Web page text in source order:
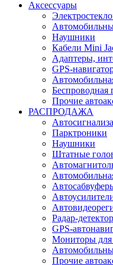
Аксессуары
Наушники
Кабели Mini
Адаптеры,
GPS-
Беспроводная
Прочие
РАСПРОДАЖА
Парктроники
Наушники
Штатные
Радар-
GPS-
Мониторы для
Прочие